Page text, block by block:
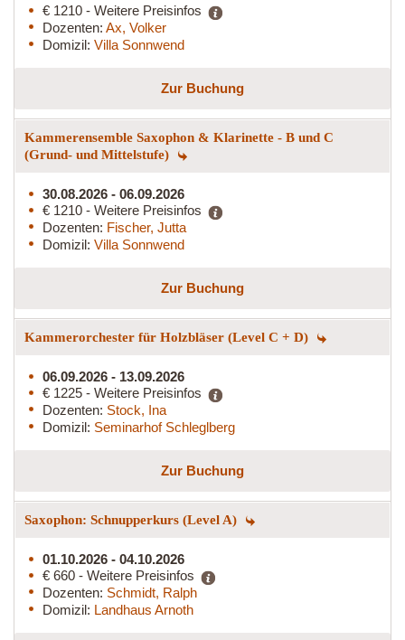
€ 1210 - Weitere Preisinfos
Dozenten: Ax, Volker
Domizil: Villa Sonnwend
Zur Buchung
Kammerensemble Saxophon & Klarinette - B und C
(Grund- und Mittelstufe)
30.08.2026 - 06.09.2026
€ 1210 - Weitere Preisinfos
Dozenten: Fischer, Jutta
Domizil: Villa Sonnwend
Zur Buchung
Kammerorchester für Holzbläser (Level C + D)
06.09.2026 - 13.09.2026
€ 1225 - Weitere Preisinfos
Dozenten: Stock, Ina
Domizil: Seminarhof Schleglberg
Zur Buchung
Saxophon: Schnupperkurs (Level A)
01.10.2026 - 04.10.2026
€ 660 - Weitere Preisinfos
Dozenten: Schmidt, Ralph
Domizil: Landhaus Arnoth